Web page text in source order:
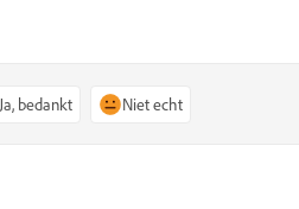
Ja, bedankt Niet echt